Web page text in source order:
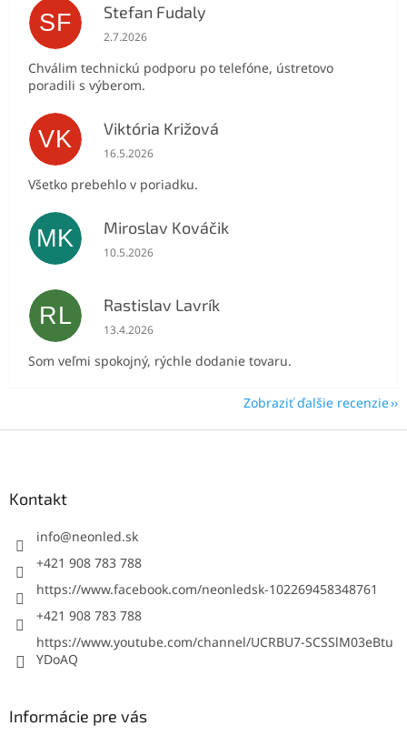
SF Stefan Fudaly
Hodnotenie obchodu je 5 z 5 hviezdičiek.
2.7.2026
Chválim technickú podporu po telefóne, ústretovo
poradili s výberom.
VK Viktória Križová
Hodnotenie obchodu je 5 z 5 hviezdičiek.
16.5.2026
Všetko prebehlo v poriadku.
MK Miroslav Kováčik
Hodnotenie obchodu je 5 z 5 hviezdičiek.
10.5.2026
RL Rastislav Lavrík
Hodnotenie obchodu je 5 z 5 hviezdičiek.
13.4.2026
Som veľmi spokojný, rýchle dodanie tovaru.
Zobraziť ďalšie recenzie
Kontakt
info@neonled.sk
+421 908 783 788
https://www.facebook.com/neonledsk-102269458348761
+421 908 783 788
https://www.youtube.com/channel/UCRBU7-SCSSlM03eBtu
YDoAQ
Informácie pre vás